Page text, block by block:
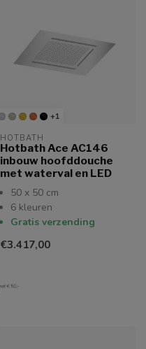
+1
HOTBATH
Hotbath Ace AC146
inbouw hoofddouche
met waterval en LED
50 x 50 cm
6 kleuren
Gratis verzending
€3.417,00